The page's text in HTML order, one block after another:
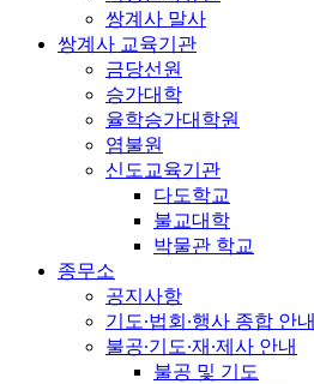
쌍계사 말사
쌍계사 교육기관
금당선원
승가대학
율학승가대학원
염불원
신도교육기관
다도학교
불교대학
박물관 학교
종무소
공지사항
기도∙법회∙행사 종합 안내
불공∙기도∙재∙제사 안내
불공 및 기도